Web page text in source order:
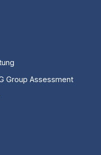
Group Assessment